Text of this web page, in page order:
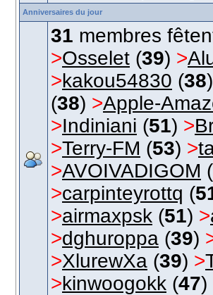
Anniversaires du jour
31 membres
>Osselet (39) >
>kakou54830 (38
(38) >Apple-
>Indiniani (51) >
>Terry-FM (53) >
>AVOIVADIGOM (
>carpinteyrottq (
>airmaxpsk (51) >
>dghuroppa (39)
>XlurewXa (39) >
>kinwoogokk (47)